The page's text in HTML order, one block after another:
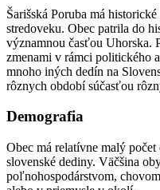
Šarišská Poruba má
stredoveku. Obec patrila do
významnou časťou Uhorska.
zmenami v rámci politického
mnoho iných dedín na
rôznych období súčasťou
Demografia
Obec má relatívne malý
slovenské dediny. Väčšina
poľnohospodárstvom,